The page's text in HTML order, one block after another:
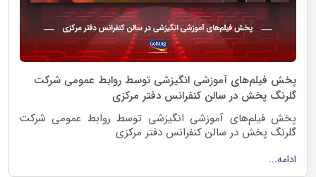
پخش فیلم‌های آموزشی انگیزشی توسط روابط عمومی شرکت
گلرنگ پخش در سالن کنفرانس دفتر مرکزی
پخش فیلم‌های آموزشی انگیزشی توسط روابط عمومی شرکت
گلرنگ پخش در سالن کنفرانس دفتر مرکزی
ادامه...